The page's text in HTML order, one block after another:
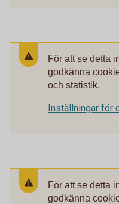
För att se detta
godkänna
och statistik.
Inställningar för
För att se detta
godkänna